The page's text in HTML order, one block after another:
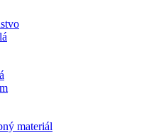
materiál